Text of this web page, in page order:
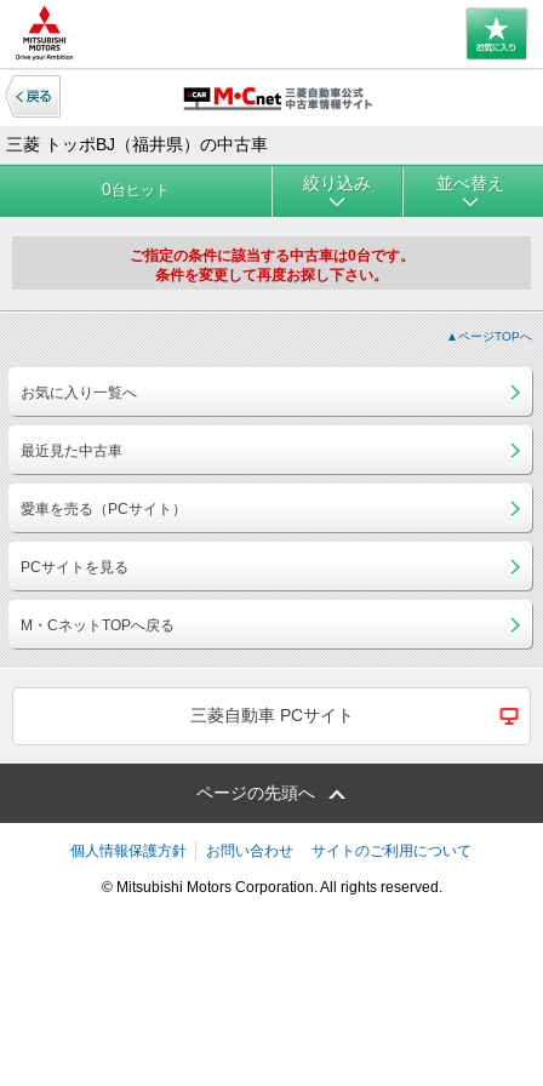
三菱 トッポBJ（福井県）の中古車
0台ヒット 絞り込み 並べ替え
ご指定の条件に該当する中古車は0台です。
条件を変更して再度お探し下さい。
▲ページTOPへ
お気に入り一覧へ
最近見た中古車
愛車を売る（PCサイト）
PCサイトを見る
M・CネットTOPへ戻る
三菱自動車 PCサイト
ページの先頭へ
個人情報保護方針 お問い合わせ サイトのご利用について
© Mitsubishi Motors Corporation. All rights reserved.